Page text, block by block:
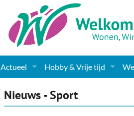
Actueel
Nieuws
Hobby & Vrije tijd
Sport
Nieuws - Sport